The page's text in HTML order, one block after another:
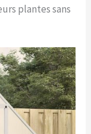
plantes sans